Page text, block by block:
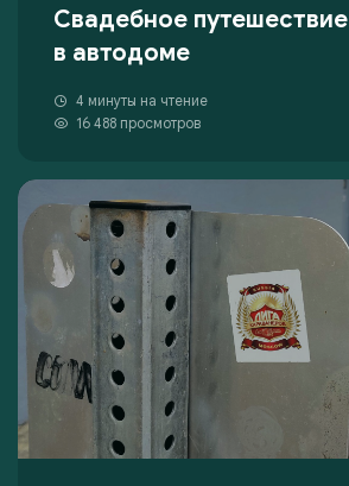
Свадебное путешествие
в автодоме
4 минуты на чтение
16 488 просмотров